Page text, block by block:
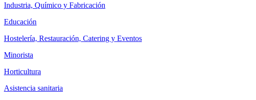
Industria, Químico y Fabricación
Educación
Hostelería, Restauración, Catering y Eventos
Minorista
Horticultura
Asistencia sanitaria